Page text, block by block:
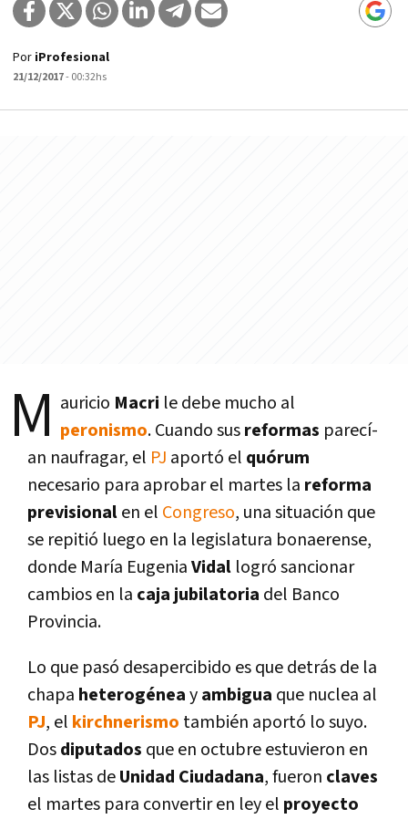
Por iProfesional
21/12/2017- 00:32hs
M auricio Macri le debe mucho al
peronismo. Cuando susreformas parecí­
an naufragar, el PJ aportó el quórum
necesario para aprobar el martes la reforma
previsionalen el Congreso, una situación que
se repitió luego en la legislatura bonaerense,
donde Marí­a EugeniaVidal logró sancionar
cambios en la caja jubilatoria del Banco
Provincia.
Lo que pasó desapercibido es que detrás de la
chapa heterogéneayambigua que nuclea al
PJ, el kirchnerismo también aportó lo suyo.
Dosdiputados que en octubre estuvieron en
las listas deUnidad Ciudadana, fueron claves
el martes para convertir en ley el proyecto